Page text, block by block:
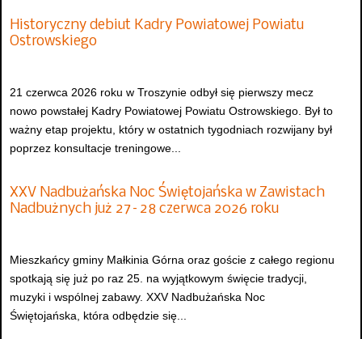
Historyczny debiut Kadry Powiatowej Powiatu
Ostrowskiego
21 czerwca 2026 roku w Troszynie odbył się pierwszy mecz
nowo powstałej Kadry Powiatowej Powiatu Ostrowskiego. Był to
ważny etap projektu, który w ostatnich tygodniach rozwijany był
poprzez konsultacje treningowe...
XXV Nadbużańska Noc Świętojańska w Zawistach
Nadbużnych już 27–28 czerwca 2026 roku
Mieszkańcy gminy Małkinia Górna oraz goście z całego regionu
spotkają się już po raz 25. na wyjątkowym święcie tradycji,
muzyki i wspólnej zabawy. XXV Nadbużańska Noc
Świętojańska, która odbędzie się...